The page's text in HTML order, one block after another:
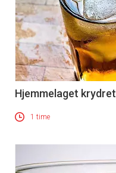
Hjemmelaget
1 time